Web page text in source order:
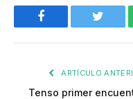
Facebook Twitter
ARTÍCULO
Tenso primer